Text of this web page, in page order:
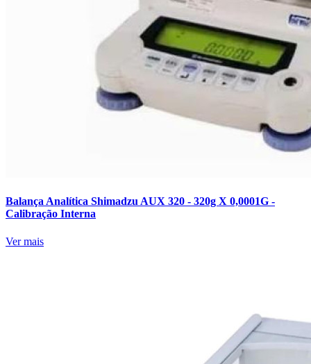
Balança Analítica Shimadzu AUX 320 - 320g X 0,0001G -
Calibração Interna
Ver mais